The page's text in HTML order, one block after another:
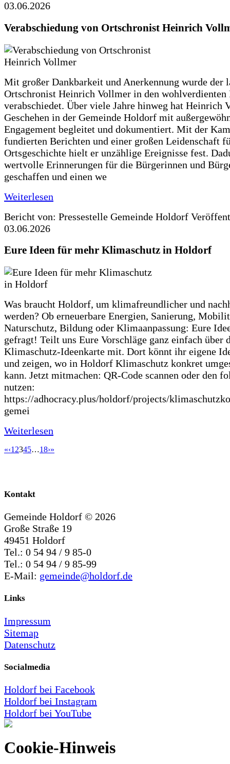
03.06.2026
Verabschiedung von Ortschronist Heinrich
Mit großer Dankbarkeit und Anerkennung wurde der
Ortschronist Heinrich Vollmer in den wohlverdienten
verabschiedet. Über viele Jahre hinweg hat Heinrich
Geschehen in der Gemeinde Holdorf mit
Engagement begleitet und dokumentiert. Mit der
fundierten Berichten und einer großen Leidenschaft
Ortsgeschichte hielt er unzählige Ereignisse fest.
wertvolle Erinnerungen für die Bürgerinnen und
geschaffen und einen we
Weiterlesen
Bericht von: Pressestelle Gemeinde Holdorf
03.06.2026
Eure Ideen für mehr Klimaschutz in Holdorf
Was braucht Holdorf, um klimafreundlicher und
werden? Ob erneuerbare Energien, Sanierung,
Naturschutz, Bildung oder Klimaanpassung: Eure
gefragt! Teilt uns Eure Vorschläge ganz einfach über
Klimaschutz-Ideenkarte mit. Dort könnt ihr eigene
und zeigen, wo in Holdorf Klimaschutz konkret
kann. Jetzt mitmachen: QR-Code scannen oder den
nutzen:
https://adhocracy.plus/holdorf/projects/
gemei
Weiterlesen
«‹1 2345…18›»
Kontakt
Gemeinde Holdorf © 2026
Große Straße 19
49451 Holdorf
Tel.: 0 54 94 / 9 85-0
Tel.: 0 54 94 / 9 85-99
E-Mail: gemeinde@holdorf.de
Links
Impressum
Sitemap
Datenschutz
Socialmedia
Holdorf bei Facebook
Holdorf bei Instagram
Holdorf bei YouTube
Cookie-Hinweis